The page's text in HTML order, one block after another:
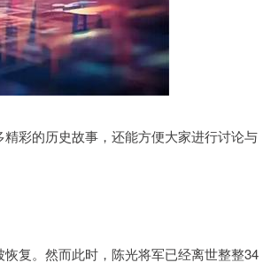
彩的历史故事，还能方便大家进行讨论与
复。然而此时，陈光将军已经离世整整34